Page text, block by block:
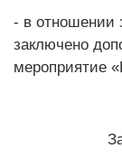
- в отношении
заключено
мероприятие